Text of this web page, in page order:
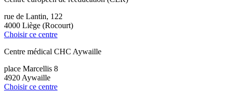
rue de Lantin, 122
4000 Liège (Rocourt)
Choisir ce centre
Centre médical CHC Aywaille
place Marcellis 8
4920 Aywaille
Choisir ce centre